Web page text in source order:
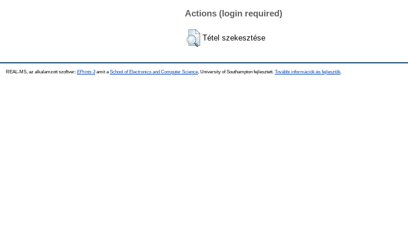
Actions (login required)
Tétel szekesztése
REAL-MS, az alkalamzott szoftver: EPrints 3amit a School of Electronics and Computer Science , University of Southampton fejlesztett. További információk és fejlesztők